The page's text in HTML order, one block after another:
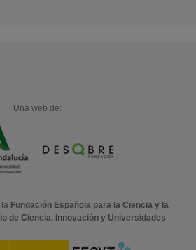
Una web de:
la Fundación Española para la Ciencia y la
de Ciencia, Innovación y Universidades